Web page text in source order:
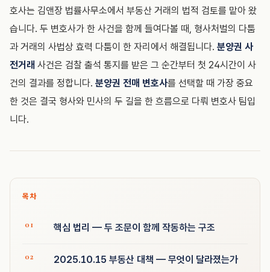
호사는 김앤장 법률사무소에서 부동산 거래의 법적 검토를 맡아 왔
습니다. 두 변호사가 한 사건을 함께 들여다볼 때, 형사처벌의 다툼
과 거래의 사법상 효력 다툼이 한 자리에서 해결됩니다. 분양권 사
전거래 사건은 검찰 출석 통지를 받은 그 순간부터 첫 24시간이 사
건의 결과를 정합니다. 분양권 전매 변호사를 선택할 때 가장 중요
한 것은 결국 형사와 민사의 두 길을 한 흐름으로 다뤄 변호사 팀입
니다.
목차
핵심 법리 — 두 조문이 함께 작동하는 구조
2025.10.15 부동산 대책 — 무엇이 달라졌는가